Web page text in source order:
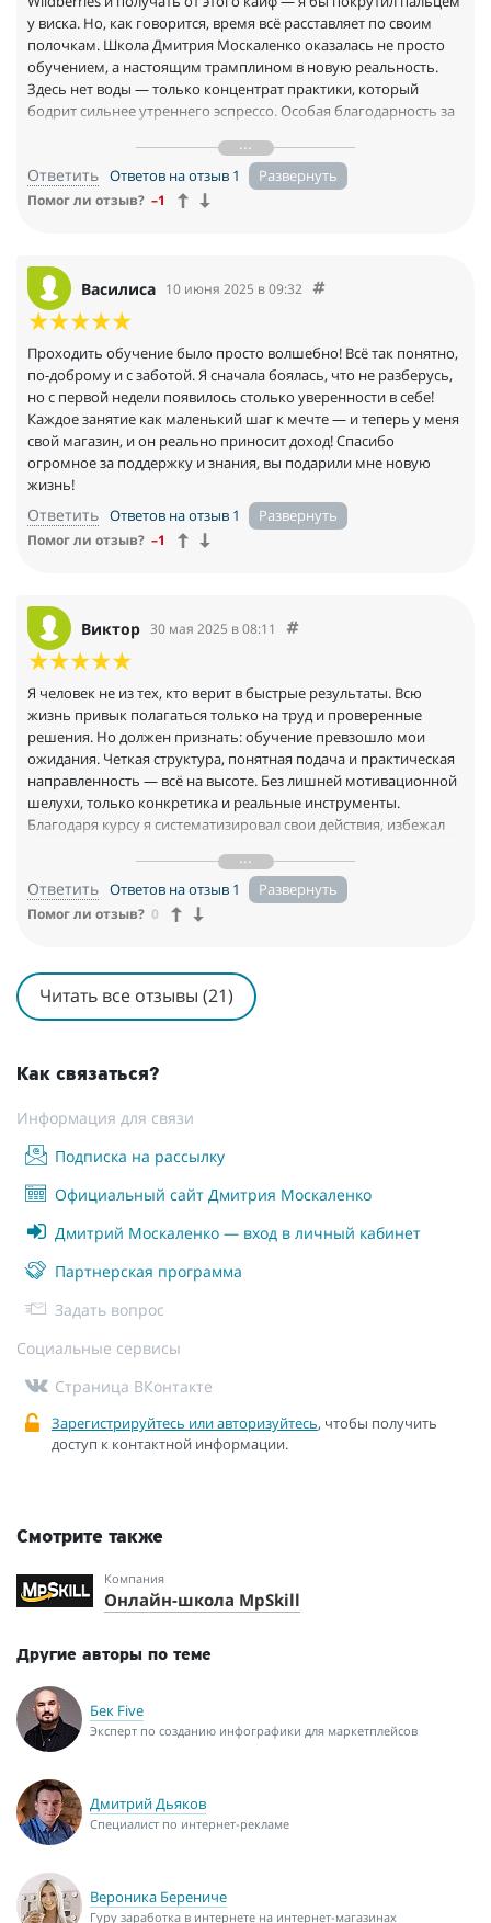
у виска. Но, как говорится, время всё расставляет по своим
полочкам. Школа Дмитрия Москаленко оказалась не просто
обучением, а настоящим трамплином в новую реальность.
Здесь нет воды — только концентрат практики, который
бодрит сильнее утреннего эспрессо. Особая благодарность за
Отдельный респект за поддержку — ощущение, что за спиной
команда спецназа, готовая вытащить из любой передряги.
Сейчас я на ВБ как рыба в воде — уверен в себе и чётко знаю,
Ответить Ответов на отзыв 1
Помог ли отзыв? –1
Василиса 10 июня 2025 в 09:32
Проходить обучение было просто волшебно! Всё так понятно,
по-доброму и с заботой. Я сначала боялась, что не разберусь,
но с первой недели появилось столько уверенности в себе!
Каждое занятие как маленький шаг к мечте — и теперь у меня
свой магазин, и он реально приносит доход! Спасибо
огромное за поддержку и знания, вы подарили мне новую
жизнь!
Ответить Ответов на отзыв 1
Помог ли отзыв? –1
Виктор 30 мая 2025 в 08:11
Я человек не из тех, кто верит в быстрые результаты. Всю
жизнь привык полагаться только на труд и проверенные
решения. Но должен признать: обучение превзошло мои
ожидания. Четкая структура, понятная подача и практическая
направленность — всё на высоте. Без лишней мотивационной
шелухи, только конкретика и реальные инструменты.
Благодаря курсу я систематизировал свои действия, избежал
уровень. Рекомендую тем, кто готов работать и ценит свое
время
Ответить Ответов на отзыв 1
Помог ли отзыв? 0
Читать все отзывы (21)
Как связаться?
Информация для связи
Подписка на рассылку
Официальный сайт Дмитрия Москаленко
Дмитрий Москаленко — вход в личный кабинет
Партнерская программа
Задать вопрос
Социальные сервисы
Страница ВКонтакте
Зарегистрируйтесь или авторизуйтесь, чтобы получить
доступ к контактной информации.
Смотрите также
Компания
Онлайн-школа MpSkill
Другие авторы по теме
Бек Five
Эксперт по созданию инфографики для маркетплейсов
Дмитрий Дьяков
Специалист по интернет-рекламе
Вероника Берениче
Гуру заработка в интернете на интернет-магазинах